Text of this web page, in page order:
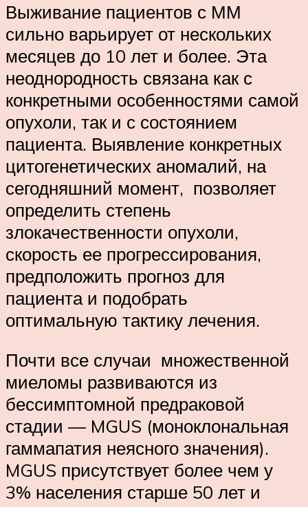
Выживание пациентов с ММ
сильно варьирует от нескольких
месяцев до 10 лет и более. Эта
неоднородность связана как с
конкретными особенностями самой
опухоли, так и с состоянием
пациента. Выявление конкретных
цитогенетических аномалий, на
сегодняшний момент, позволяет
определить степень
злокачественности опухоли,
скорость ее прогрессирования,
предположить прогноз для
пациента и подобрать
оптимальную тактику лечения.
Почти все случаи множественной
миеломы развиваются из
бессимптомной предраковой
стадии — MGUS (моноклональная
гаммапатия неясного значения).
MGUS присутствует более чем у
3% населения старше 50 лет и